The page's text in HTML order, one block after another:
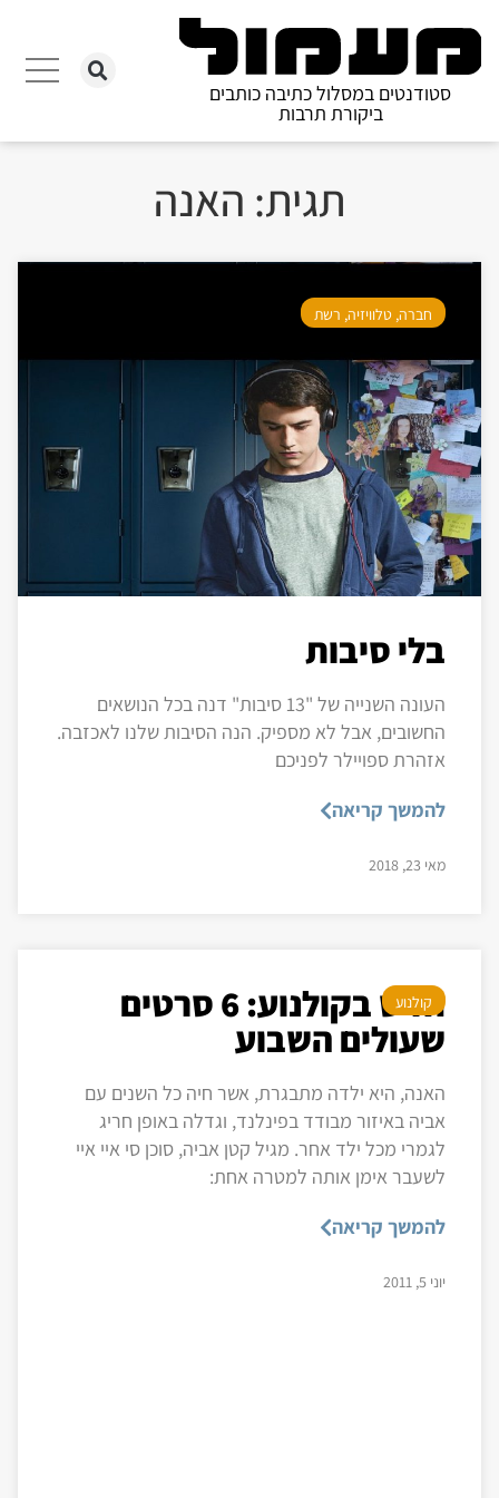
סטודנטים במסלול כתיבה כותבים
ביקורת תרבות
תגית: האנה
חברה, טלוויזיה, רשת
בלי סיבות
העונה השנייה של "13 סיבות" דנה בכל הנושאים
החשובים, אבל לא מספיק. הנה הסיבות שלנו לאכזבה.
אזהרת ספויילר לפניכם
להמשך קריאה
מאי 23, 2018
קולנוע חדש בקולנוע: 6 סרטים
שעולים השבוע
האנה, היא ילדה מתבגרת, אשר חיה כל השנים עם
אביה באיזור מבודד בפינלנד, וגדלה באופן חריג
לגמרי מכל ילד אחר. מגיל קטן אביה, סוכן סי איי איי
לשעבר אימן אותה למטרה אחת:
להמשך קריאה
יוני 5, 2011